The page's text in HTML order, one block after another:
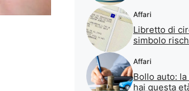
Affari
Libretto di
simbolo
Affari
Bollo auto:
hai questa